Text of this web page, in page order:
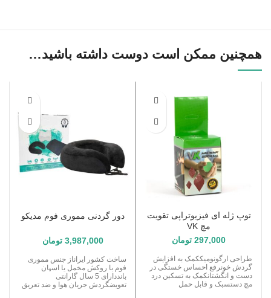
همچنین ممکن است دوست داشته باشید…
توپ ژله ای فیزیوتراپی تقویت
مچ VK
297,000 تومان
طراحی ارگونومیککمک به افزایش
گردش خونرفع احساس خستگی در
دست و انگشتانکمک به تسکین درد
مچ دستسبک و قابل حمل
دور گردنی مموری فوم مدیکو
3,987,000 تومان
ساخت کشور ایراناز جنس مموری
فوم با روکش مخمل یا اسپان
بانددارای 5 سال گارانتی
تعویضگردش جریان هوا و ضد تعریق